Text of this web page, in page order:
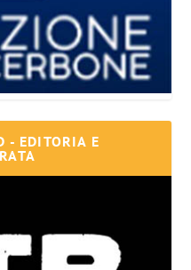
- EDITORIA E